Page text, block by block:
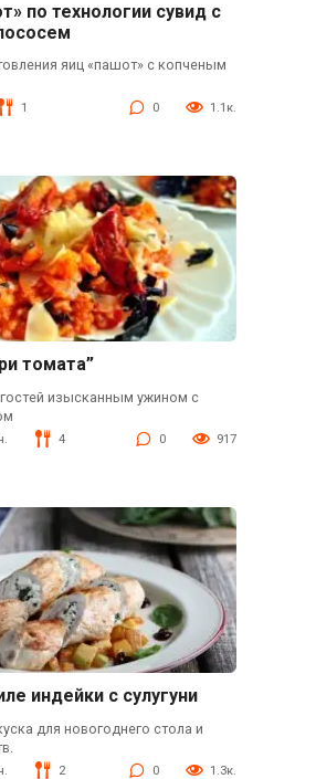
по технологии сувид с
яиц «пашот» с копченым
1 0 1.1к.
томата”
изысканным ужином с
4 0 917
индейки с сулугуни
для новогоднего стола и
2 0 1.3к.